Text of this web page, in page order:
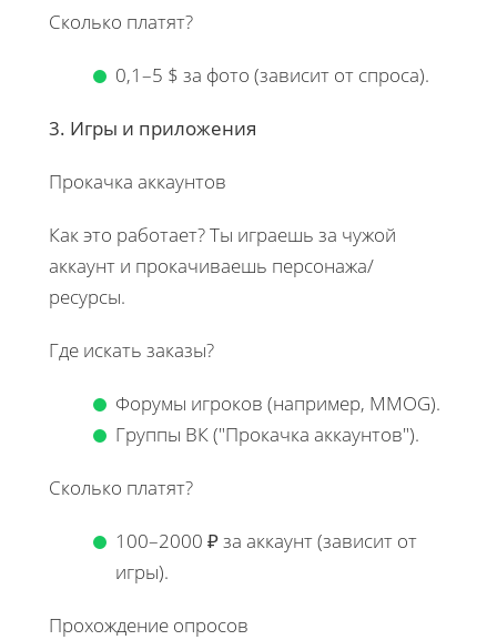
Сколько платят?
0,1–5 $ за фото (зависит от спроса).
3. Игры и приложения
Прокачка аккаунтов
Как это работает? Ты играешь за чужой
аккаунт и прокачиваешь персонажа/
ресурсы.
Где искать заказы?
Форумы игроков (например, MMOG).
Группы ВК ("Прокачка аккаунтов").
Сколько платят?
100–2000 ₽ за аккаунт (зависит от
игры).
Прохождение опросов